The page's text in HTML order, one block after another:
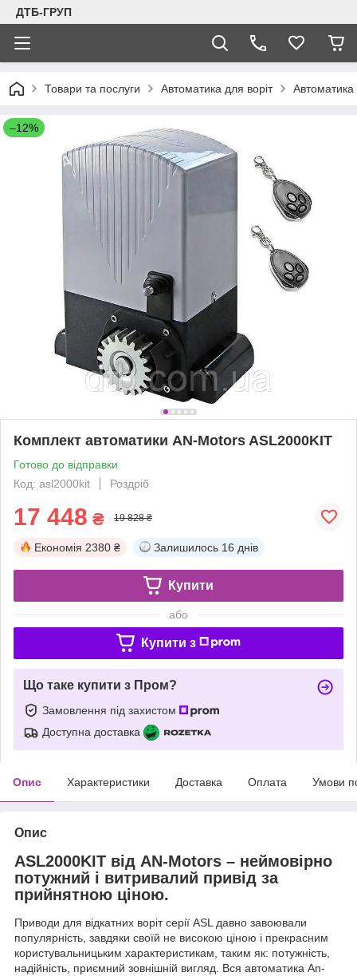
ДТБ-ГРУП
Товари та послуги Автоматика для воріт Автоматика
–12%
Комплект автоматики AN-Motors ASL2000KIT
Готово до відправки
Код: asl2000kit
Роздріб
17 448 ₴ 19 828 ₴
Економія 2380 ₴ Залишилось 16 днів
Купити
або
Купити з
Що таке купити з Пром?
Замовлення під захистом
Доступна доставка
Опис Характеристики Доставка Оплата Умови
Опис
ASL2000KIT від AN-Motors – неймовірно
потужний і витривалий привід за
прийнятною ціною.
Приводи для відкатних воріт серії ASL давно завоювали
популярність, завдяки своїй не високою ціною і прекрасним
користувальницьким характеристикам, таким як: потужність,
надійність, приємний зовнішній вигляд. Вся автоматика An-